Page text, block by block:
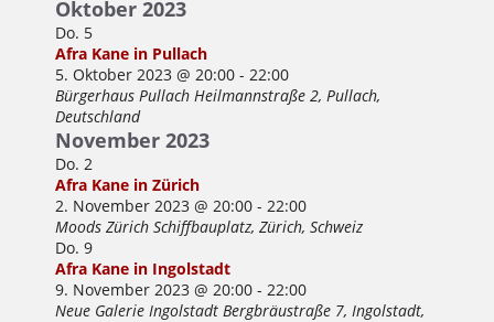
Oktober 2023
Do. 5
Afra Kane in Pullach
5. Oktober 2023 @ 20:00- 22:00
Bürgerhaus Pullach Heilmannstraße 2, Pullach,
Deutschland
November 2023
Do. 2
Afra Kane in Zürich
2. November 2023 @ 20:00- 22:00
Moods Zürich Schiffbauplatz, Zürich, Schweiz
Do. 9
Afra Kane in Ingolstadt
9. November 2023 @ 20:00- 22:00
Neue Galerie Ingolstadt Bergbräustraße 7, Ingolstadt,